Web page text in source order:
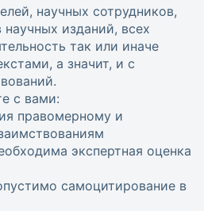
научных сотрудников,
изданий, всех
так или иначе
а значит, и с
с вами:
правомерному и
экспертная оценка
самоцитирование в